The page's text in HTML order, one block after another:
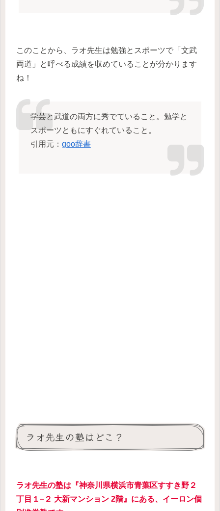
このことから、ラオ先生は勉強とスポーツで「文武
両道」と呼べる成績を収めていることが分かります
ね！
学芸と武道の両方に秀でていること。勉学と
スポーツともにすぐれていること。
引用元： goo辞書
ラオ先生の塾はどこ？
ラオ先生の塾は『神奈川県横浜市青葉区すすき野２
丁目１−２ 大新マンション 2階』にある、イーロン個